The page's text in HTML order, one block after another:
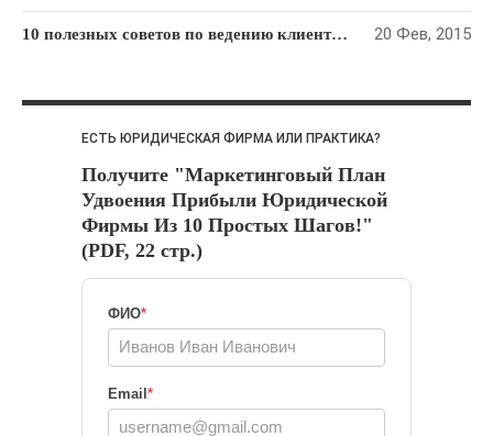
10 полезных советов по ведению клиентской рассылки для юридической фирмы 20 Фев, 2015
ЕСТЬ ЮРИДИЧЕСКАЯ ФИРМА ИЛИ ПРАКТИКА?
Получите "Маркетинговый План
Удвоения Прибыли Юридической
Фирмы Из 10 Простых Шагов!"
(PDF, 22 стр.)
ФИО*
Email *